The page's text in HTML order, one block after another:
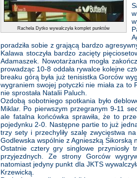
Rachela Dytko wywalczyła komplet punktów
poradziła sobie z grającą bardzo
Kalawa stoczyła bardzo zacięty
Adamaszek. Nowotarżanka mogła
prowadząc 10-8 oddała rywalce kolejne
breaku górą była już tenisistka Gorców
wygraniem swojej potyczki nie miała za
nie sprostała Natalii Paluch.
Ozdobą sobotniego spotkania było
Miklar. Po pierwszym przegranym 9-11
ale fatalna końcówka sprawiła, że to
pojedynku 2-0. Następne partie to już
trzy sety i przechyliły szalę zwycięstwa
Godlewska wspólnie z Agnieszką Sikorską
Ostatnie cztery gry singlowe przyniosły
przyjezdnych. Ze strony Gorców
natomiast jedyny punkt dla JKTS
Krzewicką.